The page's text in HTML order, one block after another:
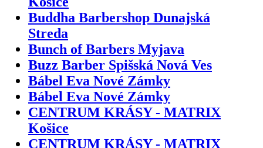
Buddha Barbershop Dunajská
Streda
Bunch of Barbers Myjava
Buzz Barber Spišská Nová Ves
Bábel Eva Nové Zámky
Bábel Eva Nové Zámky
CENTRUM KRÁSY - MATRIX
Košice
CENTRUM KRÁSY - MATRIX